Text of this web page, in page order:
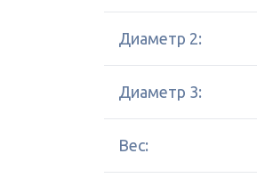
Диаметр 2:
Диаметр 3:
Вес: